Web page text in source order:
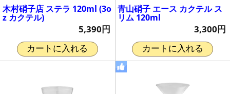
木村硝子店 ステラ 120ml (3o
z カクテル)
5,390円
カートに入れる
青山硝子 エース カクテル ス
リム 120ml
3,300円
カートに入れる